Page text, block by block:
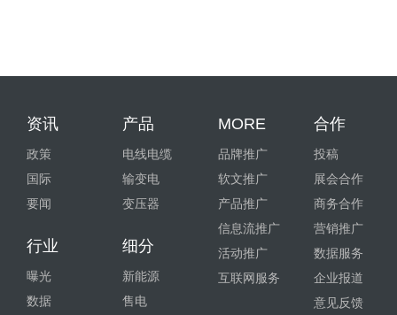
资讯
政策
国际
要闻
行业
曝光
数据
产品
电线电缆
输变电
变压器
细分
新能源
售电
MORE
品牌推广
软文推广
产品推广
信息流推广
活动推广
互联网服务
合作
投稿
展会合作
商务合作
营销推广
数据服务
企业报道
意见反馈